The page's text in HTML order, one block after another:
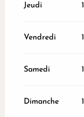
Jeudi
Vendredi
Samedi
Dimanche